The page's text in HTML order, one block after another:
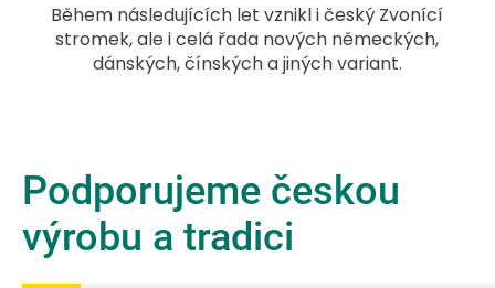
Během následujících let vznikl i český Zvonící
stromek, ale i celá řada nových německých,
dánských, čínských a jiných variant.
Podporujeme českou
výrobu a tradici